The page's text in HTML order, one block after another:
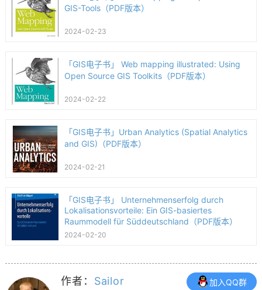
GIS-Tools（PDF版本）
2024-02-23
「GIS电子书」 Web mapping illustrated: Using
Open Source GIS Toolkits（PDF版本）
2024-02-22
「GIS电子书」Urban Analytics (Spatial Analytics
and GIS)（PDF版本）
2024-02-21
「GIS电子书」 Unternehmenserfolg durch
Lokalisationsvorteile: Ein GIS-basiertes
Raummodell für Süddeutschland（PDF版本）
2024-02-20
作者： Sailor 加入QQ群